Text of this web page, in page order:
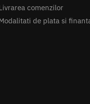
comenzilor
de plata si